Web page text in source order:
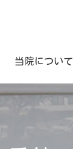
当院について